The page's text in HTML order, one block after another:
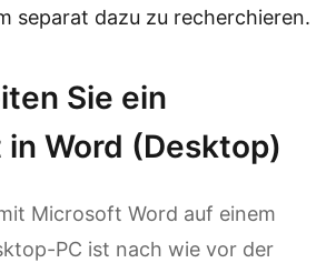
separat dazu zu recherchieren.
Sie ein
Word (Desktop)
Microsoft Word auf einem
PC ist nach wie vor der